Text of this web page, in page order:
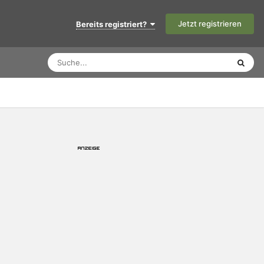
Bereits registriert? Jetzt registrieren